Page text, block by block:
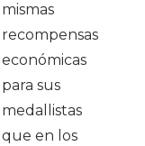
mismas
recompensas
económicas
para sus
medallistas
que en los